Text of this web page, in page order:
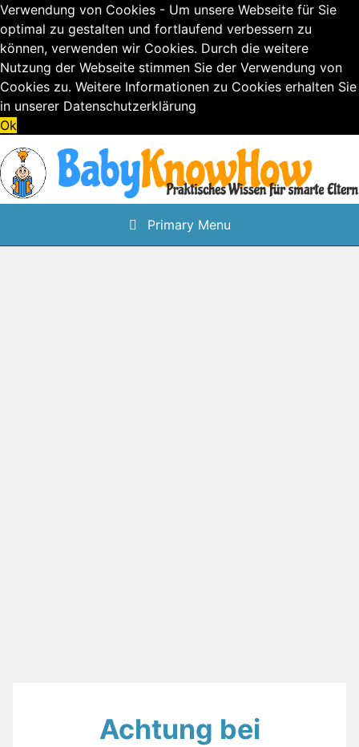
Verwendung von Cookies - Um unsere Webseite für Sie
optimal zu gestalten und fortlaufend verbessern zu
können, verwenden wir Cookies. Durch die weitere
Nutzung der Webseite stimmen Sie der Verwendung von
Cookies zu. Weitere Informationen zu Cookies erhalten Sie
in unserer Datenschutzerklärung
Ok
Skip
to
content
Primary Menu
Achtung bei